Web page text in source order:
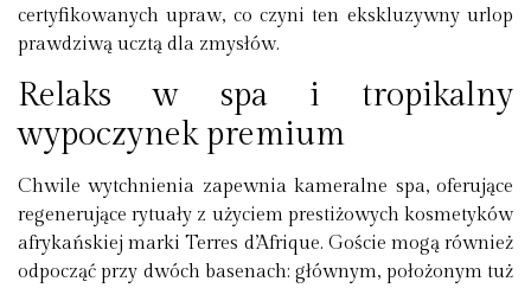
certyfikowanych upraw, co czyni ten ekskluzywny urlop
prawdziwą ucztą dla zmysłów.
Relaks w spa i tropikalny
wypoczynek premium
Chwile wytchnienia zapewnia kameralne spa, oferujące
regenerujące rytuały z użyciem prestiżowych kosmetyków
afrykańskiej marki Terres d’Afrique. Goście mogą również
odpocząć przy dwóch basenach: głównym, położonym tuż